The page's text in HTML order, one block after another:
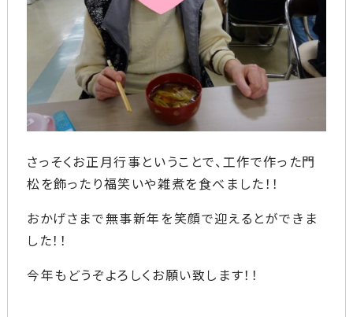
さっそくお正月行事ということで、工作で作った門
松を飾ったり福笑いや雑煮を食べました！！
おかげさまで無事新年を笑顔で迎えるとができま
した！！
今年もどうぞよろしくお願い致します！！